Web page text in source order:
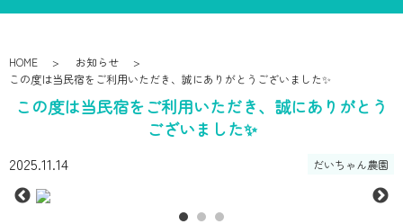
HOME
お知らせ
この度は当民宿をご利用いただき、誠にありがとうございました✨
この度は当民宿をご利用いただき、誠にありがとう
ございました✨
2025.11.14 だいちゃん農園